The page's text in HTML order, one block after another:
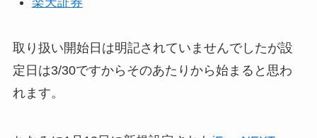
取り扱い開始日は明記されていませんでしたが設
定日は3/30ですからそのあたりから始まると思わ
れます。